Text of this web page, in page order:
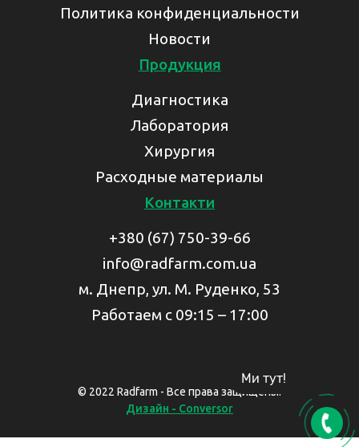
Политика конфиденциальности
Новости
Продукция
Диагностика
Лаборатория
Хирургия
Расходные материалы
Контакти
+380 (67) 750-39-66
info@radfarm.com.ua
м. Днепр, ул. М. Руденко, 53
Работаем с 09:15 – 17:00
© 2022 Radfarm - Все права защищены.
Дизайн - Conversor
Ми тут!